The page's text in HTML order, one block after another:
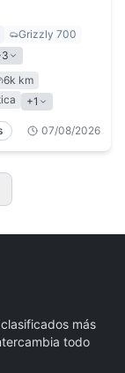
Grizzly 700
6k km
+1
07/08/2026
más
todo